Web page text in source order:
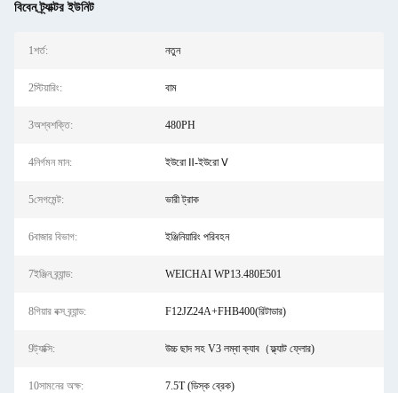
বিবেন ট্র্যাক্টর ইউনিট
1শর্ত: নতুন
2স্টিয়ারিং: বাম
3অশ্বশক্তি: 480PH
4নির্গমন মান: ইউরো Ⅱ-ইউরো Ⅴ
5সেগমেন্ট: ভারী ট্রাক
6বাজার বিভাগ: ইঞ্জিনিয়ারিং পরিবহন
7ইঞ্জিন ব্র্যান্ড: WEICHAI WP13.480E501
8গিয়ার বক্স ব্র্যান্ড: F12JZ24A+FHB400(রিটাডার)
9ট্যাক্সি: উচ্চ ছাদ সহ V3 লম্বা ক্যাব（ফ্ল্যাট ফ্লোর)
10সামনের অক্ষ: 7.5T (ডিস্ক ব্রেক)